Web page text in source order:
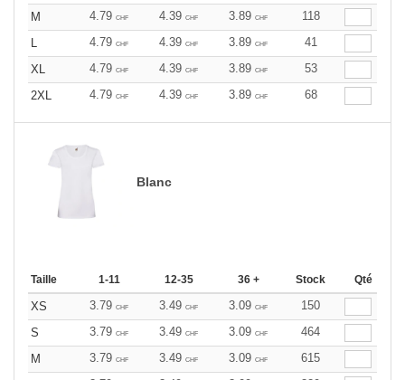
M
4.79 CHF 4.39 CHF 3.89 CHF
118
L
4.79 CHF 4.39 CHF 3.89 CHF
41
XL
4.79 CHF 4.39 CHF 3.89 CHF
53
2XL
4.79 CHF 4.39 CHF 3.89 CHF 68
Blanc
Taille 1-11 12-35 36 + Stock Qté
XS 3.79 CHF 3.49 CHF 3.09 CHF
150
S
3.79 CHF 3.49 CHF 3.09 CHF
464
M
3.79 CHF 3.49 CHF 3.09 CHF
615